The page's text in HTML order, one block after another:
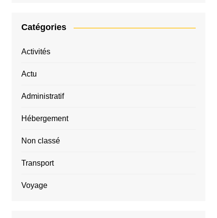
Catégories
Activités
Actu
Administratif
Hébergement
Non classé
Transport
Voyage